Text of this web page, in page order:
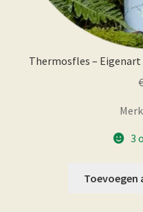
Thermosfles – Eigenart
€
3
Toevoegen